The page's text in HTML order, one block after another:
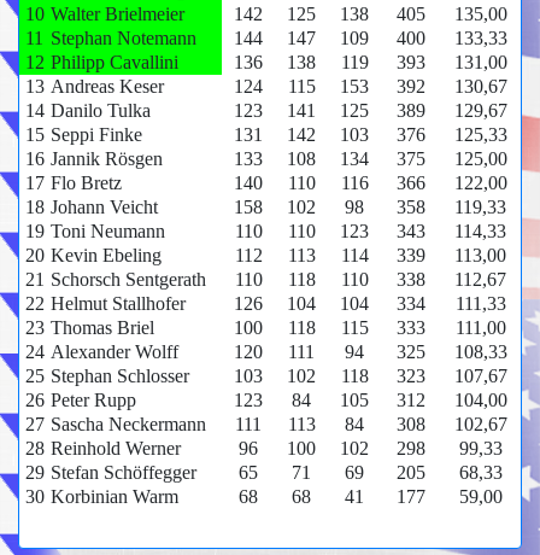
10 Walter Brielmeier 142 125 138 405
135,00
11 Stephan Notemann 144 147 109 400
133,33
12 Philipp Cavallini 136 138 119 393
131,00
13 Andreas Keser 124 115 153 392
130,67
14 Danilo Tulka 123 141 125 389
129,67
15 Seppi Finke 131 142 103 376
125,33
16 Jannik Rösgen 133 108 134 375
125,00
17 Flo Bretz 140 110 116 366
122,00
18 Johann Veicht 158 102 98 358
119,33
19 Toni Neumann 110 110 123 343
114,33
20 Kevin Ebeling 112 113 114 339
113,00
21 Schorsch Sentgerath 110 118 110 338
112,67
22 Helmut Stallhofer 126 104 104 334
111,33
23 Thomas Briel 100 118 115 333
111,00
24 Alexander Wolff 120 111 94 325
108,33
25 Stephan Schlosser 103 102 118 323
107,67
26 Peter Rupp 123 84 105 312
104,00
27 Sascha Neckermann 111 113 84 308
102,67
28 Reinhold Werner 96 100 102 298
99,33
29 Stefan Schöffegger 65 71 69 205
68,33
30 Korbinian Warm 68 68 41 177 59,00